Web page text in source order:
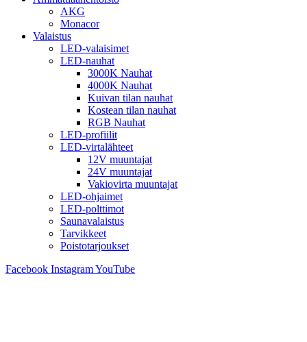
AKG
Monacor
Valaistus
LED-valaisimet
LED-nauhat
3000K Nauhat
4000K Nauhat
Kuivan tilan nauhat
Kostean tilan nauhat
RGB Nauhat
LED-profiilit
LED-virtalähteet
12V muuntajat
24V muuntajat
Vakiovirta muuntajat
LED-ohjaimet
LED-polttimot
Saunavalaistus
Tarvikkeet
Poistotarjoukset
Facebook InstagramYouTube